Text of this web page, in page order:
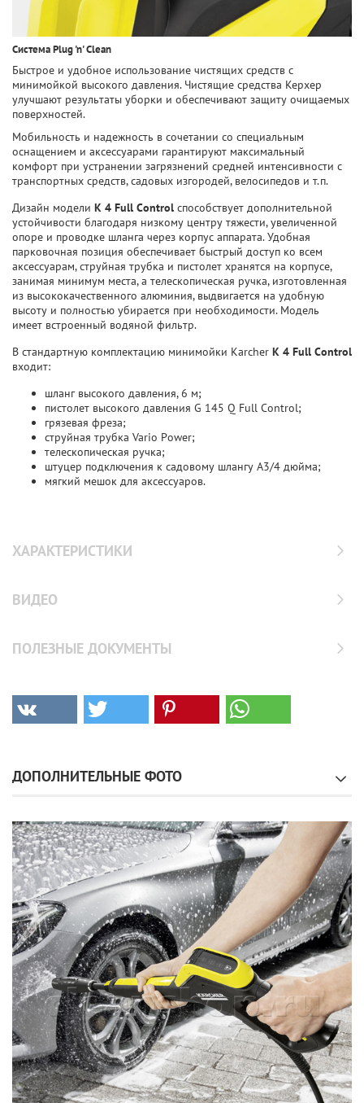
Система Plug 'n' Clean
Быстрое и удобное использование чистящих средств с
минимойкой высокого давления. Чистящие средства Керхер
улучшают результаты уборки и обеспечивают защиту очищаемых
поверхностей.
Мобильность и надежность в сочетании со специальным
оснащением и аксессуарами гарантируют максимальный
комфорт при устранении загрязнений средней интенсивности с
транспортных средств, садовых изгородей, велосипедов и т.п.
Дизайн модели K 4 Full Control способствует дополнительной
устойчивости благодаря низкому центру тяжести, увеличенной
опоре и проводке шланга через корпус аппарата. Удобная
парковочная позиция обеспечивает быстрый доступ ко всем
аксессуарам, струйная трубка и пистолет хранятся на корпусе,
занимая минимум места, а телескопическая ручка, изготовленная
из высококачественного алюминия, выдвигается на удобную
высоту и полностью убирается при необходимости. Модель
имеет встроенный водяной фильтр.
В стандартную комплектацию минимойки Karcher K 4 Full Control
входит:
шланг высокого давления, 6 м;
пистолет высокого давления G 145 Q Full Control;
грязевая фреза;
струйная трубка Vario Power;
телескопическая ручка;
штуцер подключения к садовому шлангу А3/4 дюйма;
мягкий мешок для аксессуаров.
ХАРАКТЕРИСТИКИ
ВИДЕО
ПОЛЕЗНЫЕ ДОКУМЕНТЫ
ДОПОЛНИТЕЛЬНЫЕ ФОТО